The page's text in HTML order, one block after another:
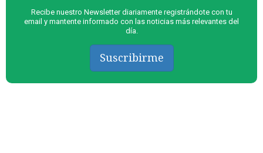
Recibe nuestro Newsletter diariamente registrándote con tu
email y mantente informado con las noticias más relevantes del
día.
Suscribirme